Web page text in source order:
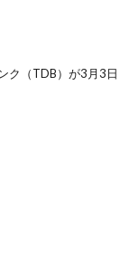
ク（TDB）が3月3日